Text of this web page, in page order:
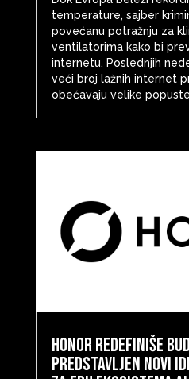
temperature, sajber
povećanu potražnju za
ventilatorima kako bi
internetu. Poslednjih
veći broj lažnih internet
obećavaju velike
HONOR redefiniše
predstavljen novi